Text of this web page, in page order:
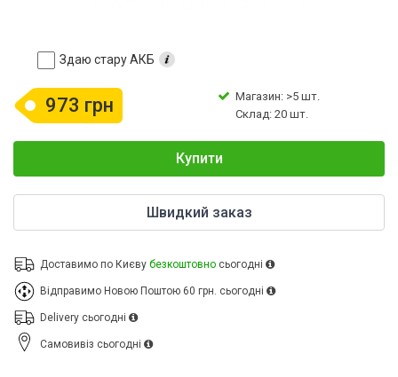
Здаю стару АКБ
973 грн
Магазин: >5 шт.
Склад: 20 шт.
Купити
Швидкий заказ
Доставимо по Києву безкоштовно сьогодні
Відправимо Новою Поштою 60 грн. сьогодні
Delivery сьогодні
Cамовивіз сьогодні